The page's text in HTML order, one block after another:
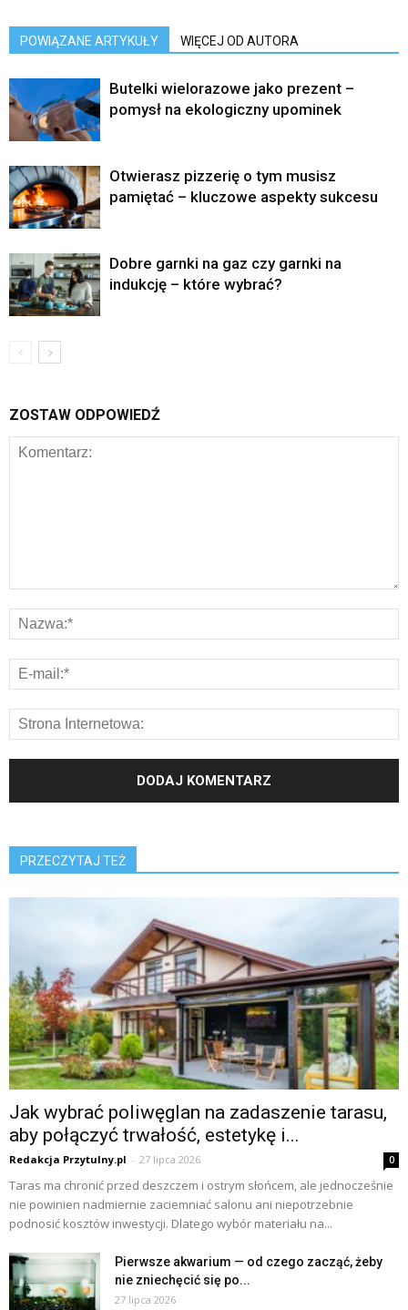
POWIĄZANE ARTYKUŁY WIĘCEJ OD AUTORA
Butelki wielorazowe jako prezent –
pomysł na ekologiczny upominek
Otwierasz pizzerię o tym musisz
pamiętać – kluczowe aspekty sukcesu
Dobre garnki na gaz czy garnki na
indukcję – które wybrać?
ZOSTAW ODPOWIEDŹ
PRZECZYTAJ TEŻ
Jak wybrać poliwęglan na zadaszenie tarasu,
aby połączyć trwałość, estetykę i...
Redakcja Przytulny.pl - 27 lipca 2026 0
Taras ma chronić przed deszczem i ostrym słońcem, ale jednocześnie
nie powinien nadmiernie zaciemniać salonu ani niepotrzebnie
podnosić kosztów inwestycji. Dlatego wybór materiału na...
Pierwsze akwarium — od czego zacząć, żeby
nie zniechęcić się po...
27 lipca 2026